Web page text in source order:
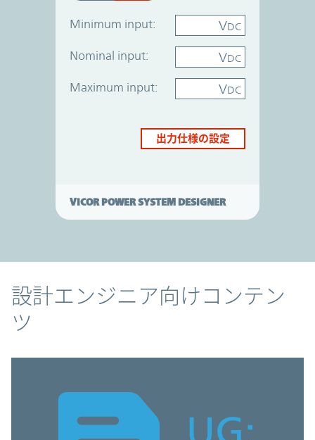
Minimum input: VDC
Nominal input: VDC
Maximum input: VDC
出力仕様の設定
VICOR POWER SYSTEM DESIGNER
コンテンツ
設計エンジニア向けコンテン
ツ